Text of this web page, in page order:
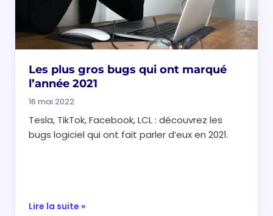
Les plus gros bugs qui ont marqué
l’année 2021
16 mai 2022
Tesla, TikTok, Facebook, LCL : découvrez les
bugs logiciel qui ont fait parler d’eux en 2021.
Lire la suite »